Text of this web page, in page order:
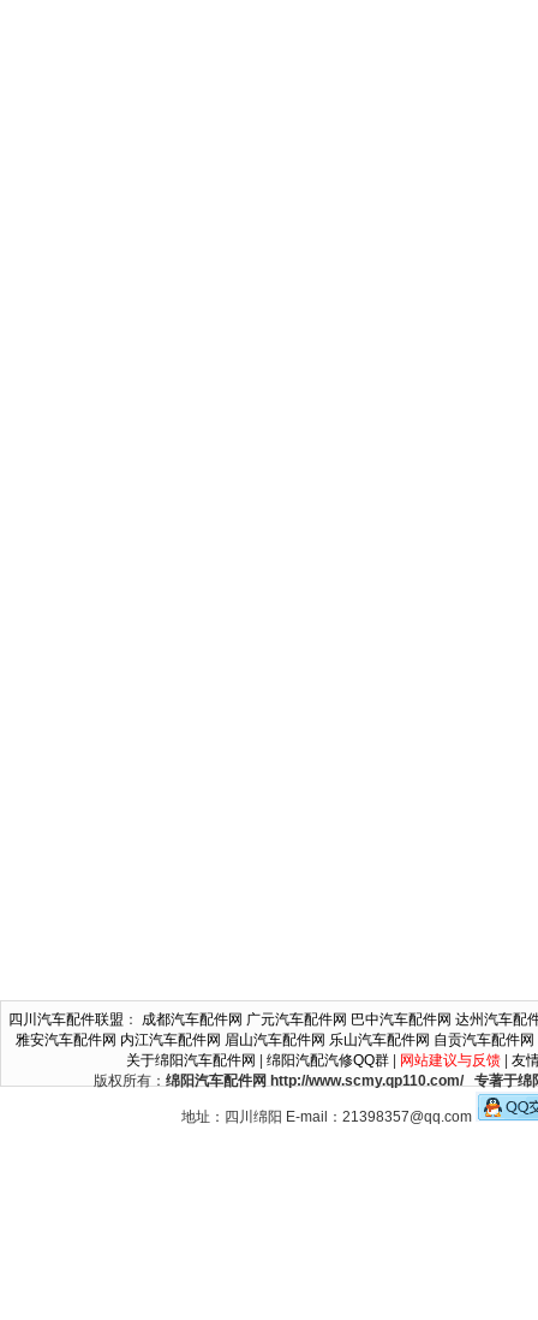
四川汽车配件联盟 ： 成都汽车配件网 广元汽车配件网 巴中汽车配件网 达州汽车配
雅安汽车配件网 内江汽车配件网 眉山汽车配件网 乐山汽车配件网 自贡汽车配件网
关于绵阳汽车配件网
绵阳汽配汽修QQ群| 网站建议与反馈| 友
版权所有： 绵阳汽车配件网 http://www.scmy.qp110.com/ 专著于绵
地址：四川绵阳 E-mail：21398357@qq.com